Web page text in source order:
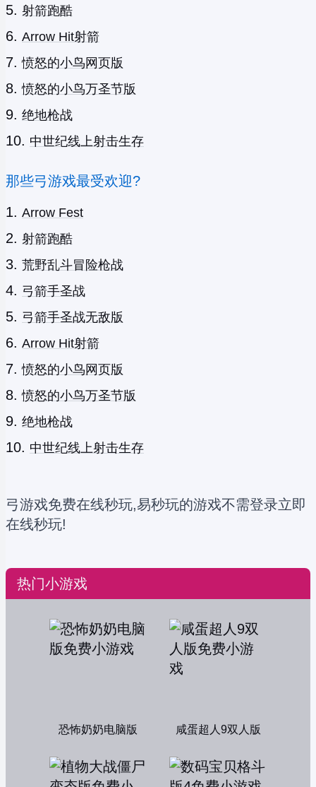
射箭跑酷
Arrow Hit射箭
愤怒的小鸟网页版
愤怒的小鸟万圣节版
绝地枪战
中世纪线上射击生存
那些弓游戏最受欢迎?
Arrow Fest
射箭跑酷
荒野乱斗冒险枪战
弓箭手圣战
弓箭手圣战无敌版
Arrow Hit射箭
愤怒的小鸟网页版
愤怒的小鸟万圣节版
绝地枪战
中世纪线上射击生存
弓游戏免费在线秒玩,易秒玩的游戏不需登录立即
在线秒玩!
热门小游戏
恐怖奶奶电脑版 咸蛋超人9双人版